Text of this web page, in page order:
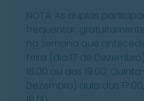
NOTA: As duplas
frequentar,
na semana que
feira (dia 17 de
18.00 ou das 19.00;
Dezembro) aula das